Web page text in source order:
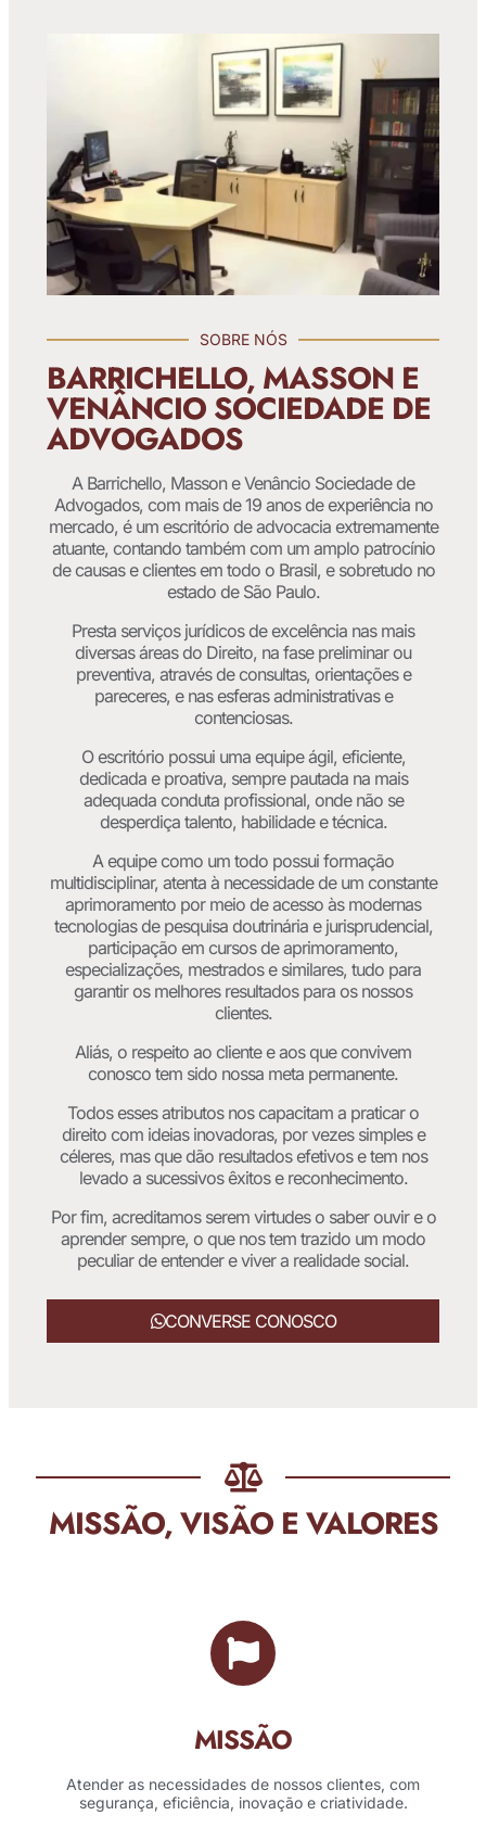
SOBRE NÓS
BARRICHELLO, MASSON E
VENÂNCIO SOCIEDADE DE
ADVOGADOS
A Barrichello, Masson e Venâncio Sociedade de
Advogados, com mais de 19 anos de experiência no
mercado, é um escritório de advocacia extremamente
atuante, contando também com um amplo patrocínio
de causas e clientes em todo o Brasil, e sobretudo no
estado de São Paulo.
Presta serviços jurídicos de excelência nas mais
diversas áreas do Direito, na fase preliminar ou
preventiva, através de consultas, orientações e
pareceres, e nas esferas administrativas e
contenciosas.
O escritório possui uma equipe ágil, eficiente,
dedicada e proativa, sempre pautada na mais
adequada conduta profissional, onde não se
desperdiça talento, habilidade e técnica.
A equipe como um todo possui formação
multidisciplinar, atenta à necessidade de um constante
aprimoramento por meio de acesso às modernas
tecnologias de pesquisa doutrinária e jurisprudencial,
participação em cursos de aprimoramento,
especializações, mestrados e similares, tudo para
garantir os melhores resultados para os nossos
clientes.
Aliás, o respeito ao cliente e aos que convivem
conosco tem sido nossa meta permanente.
Todos esses atributos nos capacitam a praticar o
direito com ideias inovadoras, por vezes simples e
céleres, mas que dão resultados efetivos e tem nos
levado a sucessivos êxitos e reconhecimento.
Por fim, acreditamos serem virtudes o saber ouvir e o
aprender sempre, o que nos tem trazido um modo
peculiar de entender e viver a realidade social.
CONVERSE CONOSCO
MISSÃO, VISÃO E VALORES
MISSÃO
Atender as necessidades de nossos clientes, com
segurança, eficiência, inovação e criatividade.